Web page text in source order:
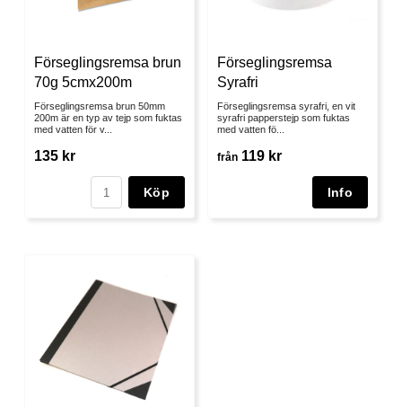
Förseglingsremsa brun
70g 5cmx200m
Förseglingsremsa brun 50mm
200m är en typ av tejp som fuktas
med vatten för v...
135 kr
Köp
Förseglingsremsa
Syrafri
Förseglingsremsa syrafri, en vit
syrafri papperstejp som fuktas
med vatten fö...
från 119 kr